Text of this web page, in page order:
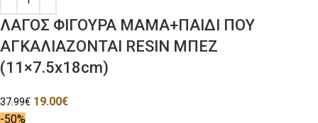
ΛΑΓΟΣ ΦΙΓΟΥΡΑ ΜΑΜΑ+ΠΑΙΔΙ ΠΟΥ
ΑΓΚΑΛΙΑΖΟΝΤΑΙ RESIN ΜΠΕΖ
(11×7.5x18cm)
37.99€ 19.00€
-50%